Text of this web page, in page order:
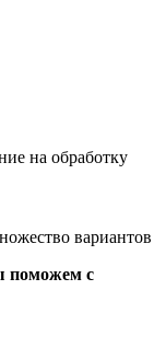
на обработку
вариантов
поможем с